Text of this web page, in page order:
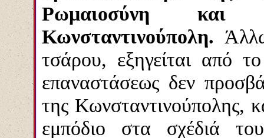
Ρωμαιοσύνη
Κωνσταντινούπολη.
τσάρου, εξηγείται από
επαναστάσεως δεν
της Κωνσταντινούπολης,
εμπόδιο στα σχέδιά